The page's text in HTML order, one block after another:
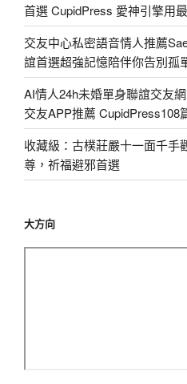
首選 CupidPress 愛神引擎用
交友中心私密語音情人推薦
誼首選超強記憶陪伴你告別孤
AI情人24h未婚單身聯誼交友
交友APP推薦 CupidPress108
收藏級：古樸莊嚴十一面千手
尊，祈福避邪首選
大方向